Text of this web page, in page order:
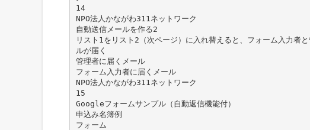
14
NPO法人かながわ311ネットワーク
自動送信メールを作る2
リスト1をリスト2（次ページ）に入れ替えると、フォーム入力者
ルが届く
管理者に届くメール
フォーム入力者に届くメール
NPO法人かながわ311ネットワーク
15
Googleフォームサンプル（自動返信機能付）
申込み名簿例
フォーム